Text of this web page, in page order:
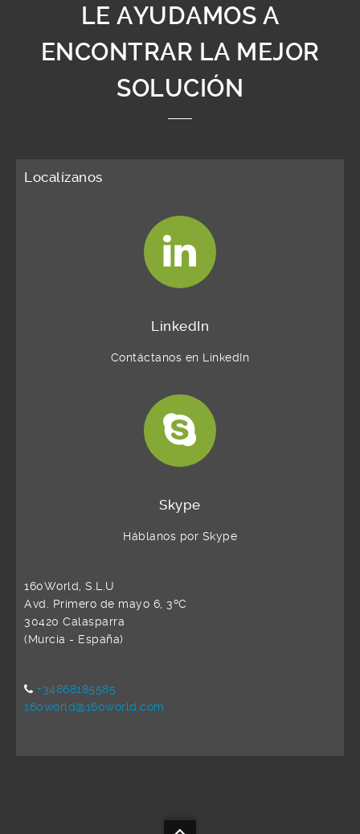
LE AYUDAMOS A
ENCONTRAR LA MEJOR
SOLUCIÓN
Localízanos
LinkedIn
Contáctanos en LinkedIn
Skype
Háblanos por Skype
160World, S.L.U
Avd. Primero de mayo 6, 3ºC
30420 Calasparra
(Murcia - España)
+34868185585
160world@160world.com